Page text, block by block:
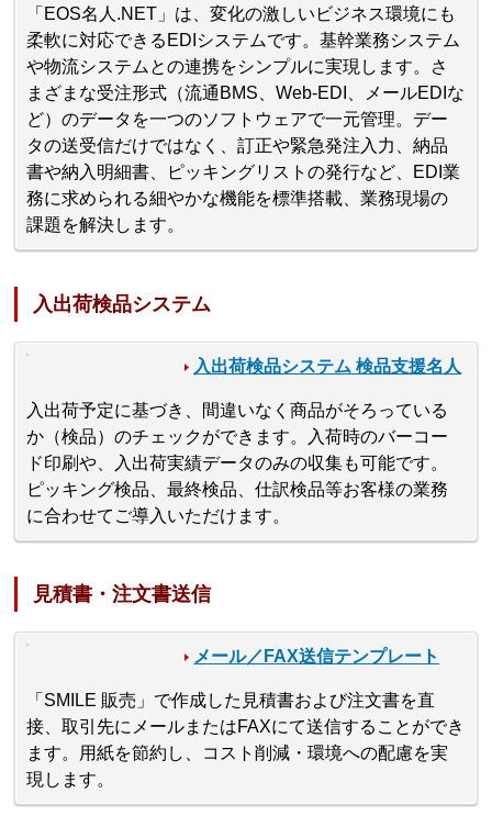
「EOS名人.NET」は、変化の激しいビジネス環境にも
柔軟に対応できるEDIシステムです。基幹業務システム
や物流システムとの連携をシンプルに実現します。さ
まざまな受注形式（流通BMS、Web-EDI、メールEDIな
ど）のデータを一つのソフトウェアで一元管理。デー
タの送受信だけではなく、訂正や緊急発注入力、納品
書や納入明細書、ピッキングリストの発行など、EDI業
務に求められる細やかな機能を標準搭載、業務現場の
課題を解決します。
入出荷検品システム
入出荷検品システム 検品支援名人
入出荷予定に基づき、間違いなく商品がそろっている
か（検品）のチェックができます。入荷時のバーコー
ド印刷や、入出荷実績データのみの収集も可能です。
ピッキング検品、最終検品、仕訳検品等お客様の業務
に合わせてご導入いただけます。
見積書・注文書送信
メール／FAX送信テンプレート
「SMILE 販売」で作成した見積書および注文書を直
接、取引先にメールまたはFAXにて送信することができ
ます。用紙を節約し、コスト削減・環境への配慮を実
現します。